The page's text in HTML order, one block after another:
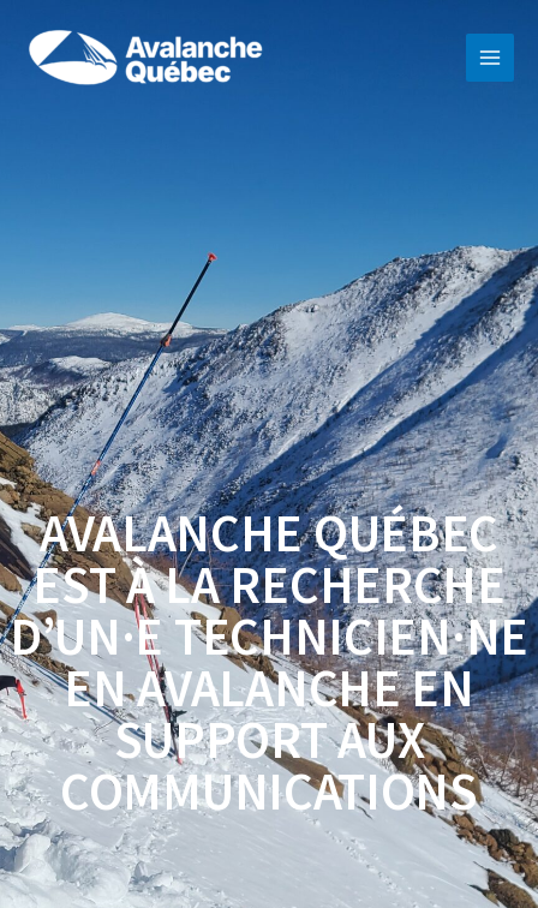
contenu
AVALANCHE QUÉBEC
EST À LA RECHERCHE
D’UN·E TECHNICIEN·NE
EN AVALANCHE EN
SUPPORT AUX
COMMUNICATIONS